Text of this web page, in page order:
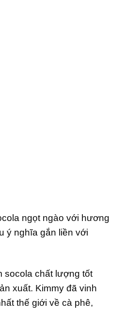
ngọt ngào với hương
ý nghĩa gắn liền với
socola chất lượng tốt
xuất. Kimmy đã vinh
thế giới về cà phê,